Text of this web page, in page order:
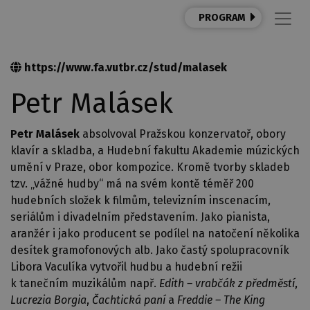
PROGRAM
https://www.fa.vutbr.cz/stud/malasek
Petr Malásek
Petr Malásek absolvoval Pražskou konzervatoř, obory
klavír a skladba, a Hudební fakultu Akademie múzických
umění v Praze, obor kompozice. Kromě tvorby skladeb
tzv. „vážné hudby“ má na svém kontě téměř 200
hudebních složek k filmům, televizním inscenacím,
seriálům i divadelním představením. Jako pianista,
aranžér i jako producent se podílel na natočení několika
desítek gramofonových alb. Jako častý spolupracovník
Libora Vaculíka vytvořil hudbu a hudební režii
k tanečním muzikálům např. Edith – vrabčák z předměstí,
Lucrezia Borgia, Čachtická panía Freddie – The King